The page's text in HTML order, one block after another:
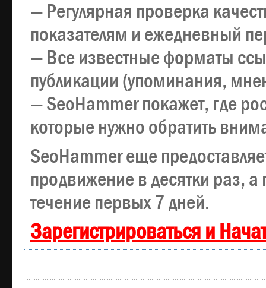
— Регулярная проверка
показателям и ежедневный
— Все известные форматы
публикации (упоминания,
— SeoHammer покажет, где
которые нужно обратить
SeoHammer еще
продвижение в десятки раз, а
течение первых 7 дней.
Зарегистрироваться и